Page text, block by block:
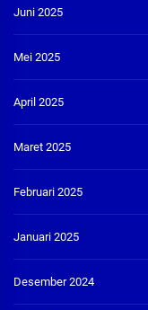
Juni 2025
Mei 2025
April 2025
Maret 2025
Februari 2025
Januari 2025
Desember 2024